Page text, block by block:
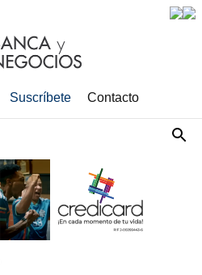
Suscríbete Contacto